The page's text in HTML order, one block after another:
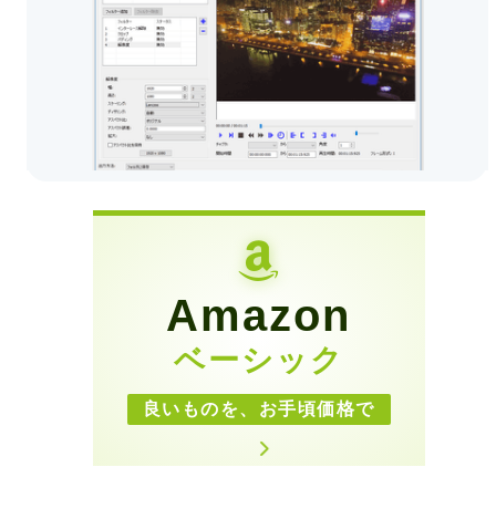
Amazon
ベーシック
良いものを、お手頃価格で